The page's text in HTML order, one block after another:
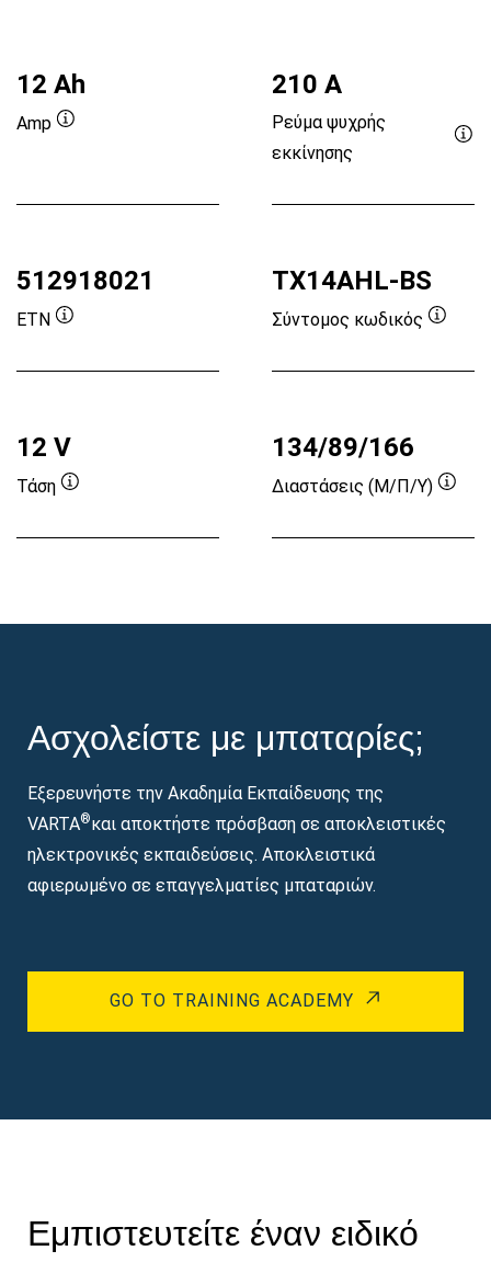
12 Ah
Amp
210 A
Ρεύμα ψυχρής
εκκίνησης
512918021
ETN
TX14AHL-BS
Σύντομος κωδικός
12 V
Τάση
134/89/166
Διαστάσεις (Μ/Π/Υ)
Ασχολείστε με μπαταρίες;
Εξερευνήστε την Ακαδημία Εκπαίδευσης της
VARTA®και αποκτήστε πρόσβαση σε αποκλειστικές
ηλεκτρονικές εκπαιδεύσεις. Αποκλειστικά
αφιερωμένο σε επαγγελματίες μπαταριών.
GO TO TRAINING ACADEMY
Εμπιστευτείτε έναν ειδικό